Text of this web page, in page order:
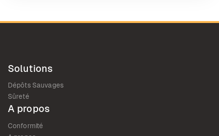
Solutions
Dépôts Sauvages
Sûreté
A propos
Conformité